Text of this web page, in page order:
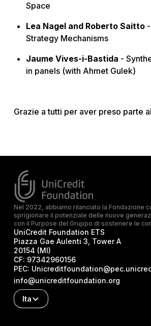
Space
Lea Nagel and Roberto Saitto-
Strategy Mechanisms
Jaume Vives-i-Bastida -
in panels (with Ahmet Gulek)
Grazie a tutti per aver preso parte
Nel 2022, abbiamo rilanciato la Fondazione
sprigionare il potenziale delle nuove
con il Purpose del Gruppo di sostenere le
UniCredit Foundation ETS
Piazza Gae Aulenti 3, Tower A
20154 (MI)
CF: 97342960156
PEC:
info@unicreditfoundation.org
Ita